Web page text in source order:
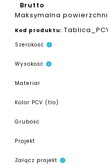
Brutto
Maksymalna
Kod produktu:
Szerokość info
Wysokość info
Materiał
Kolor PCV (tło)
Grubość
Projekt
Załącz projekt info